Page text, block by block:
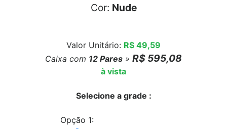
Cor: Nude
Valor Unitário: R$ 49,59
Caixa com 12 Pares » R$ 595,08
à vista
Selecione a grade :
Opção 1: